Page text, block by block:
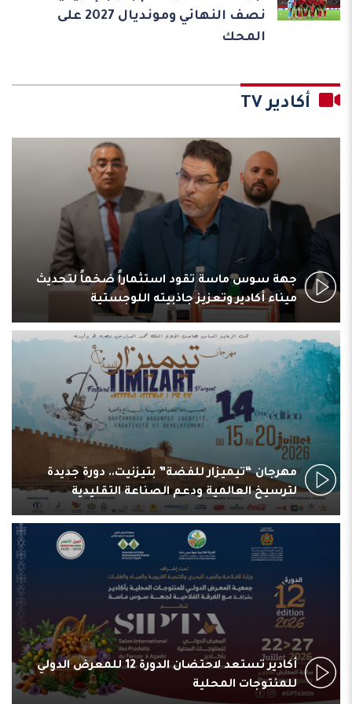
نصف النهائي ومونديال 2027 على
المحك
أكادير TV
جهة سوس ماسة تقود استثماراً ضخماً لتحديث
ميناء أكادير وتعزيز جاذبيته اللوجستية
مهرجان “تيميزار للفضة” بتيزنيت.. دورة جديدة
لترسيخ العالمية ودعم الصناعة التقليدية
أكادير تستعد لاحتضان الدورة 12 للمعرض الدولي
للمنتوجات المحلية